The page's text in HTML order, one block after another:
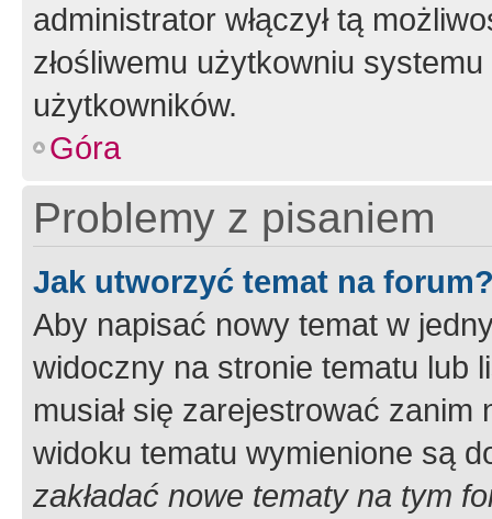
administrator włączył tą
złośliwemu użytkowniu
użytkowników.
Góra
Problemy z pisaniem
Jak utworzyć temat na
Aby napisać nowy temat w
widoczny na stronie tematu lub
musiał się zarejestrować
widoku tematu wymienione są
zakładać nowe tematy na tym